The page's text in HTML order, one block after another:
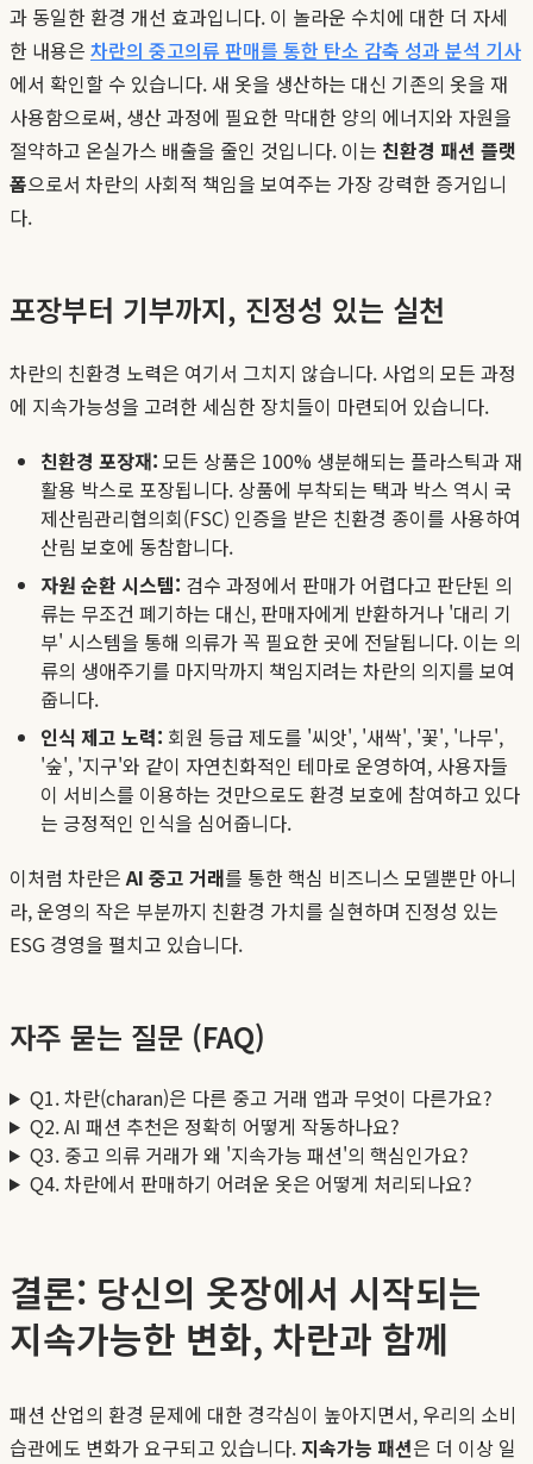
과 동일한 환경 개선 효과입니다. 이 놀라운 수치에 대한 더 자세
한 내용은 차란의 중고의류 판매를 통한 탄소 감축 성과 분석 기사
에서 확인할 수 있습니다. 새 옷을 생산하는 대신 기존의 옷을 재
사용함으로써, 생산 과정에 필요한 막대한 양의 에너지와 자원을
절약하고 온실가스 배출을 줄인 것입니다. 이는 친환경 패션 플랫
폼으로서 차란의 사회적 책임을 보여주는 가장 강력한 증거입니
다.
포장부터 기부까지, 진정성 있는 실천
차란의 친환경 노력은 여기서 그치지 않습니다. 사업의 모든 과정
에 지속가능성을 고려한 세심한 장치들이 마련되어 있습니다.
친환경 포장재: 모든 상품은 100% 생분해되는 플라스틱과 재
활용 박스로 포장됩니다. 상품에 부착되는 택과 박스 역시 국
제산림관리협의회(FSC) 인증을 받은 친환경 종이를 사용하여
산림 보호에 동참합니다.
자원 순환 시스템: 검수 과정에서 판매가 어렵다고 판단된 의
류는 무조건 폐기하는 대신, 판매자에게 반환하거나 '대리 기
부' 시스템을 통해 의류가 꼭 필요한 곳에 전달됩니다. 이는 의
류의 생애주기를 마지막까지 책임지려는 차란의 의지를 보여
줍니다.
인식 제고 노력: 회원 등급 제도를 '씨앗', '새싹', '꽃', '나무',
'숲', '지구'와 같이 자연친화적인 테마로 운영하여, 사용자들
이 서비스를 이용하는 것만으로도 환경 보호에 참여하고 있다
는 긍정적인 인식을 심어줍니다.
이처럼 차란은AI 중고 거래를 통한 핵심 비즈니스 모델뿐만 아니
라, 운영의 작은 부분까지 친환경 가치를 실현하며 진정성 있는
ESG 경영을 펼치고 있습니다.
자주 묻는 질문 (FAQ)
Q1. 차란(charan)은 다른 중고 거래 앱과 무엇이 다른가요?
Q2. AI 패션 추천은 정확히 어떻게 작동하나요?
Q3. 중고 의류 거래가 왜 '지속가능 패션'의 핵심인가요?
Q4. 차란에서 판매하기 어려운 옷은 어떻게 처리되나요?
결론: 당신의 옷장에서 시작되는
지속가능한 변화, 차란과 함께
패션 산업의 환경 문제에 대한 경각심이 높아지면서, 우리의 소비
습관에도 변화가 요구되고 있습니다. 지속가능 패션은 더 이상 일